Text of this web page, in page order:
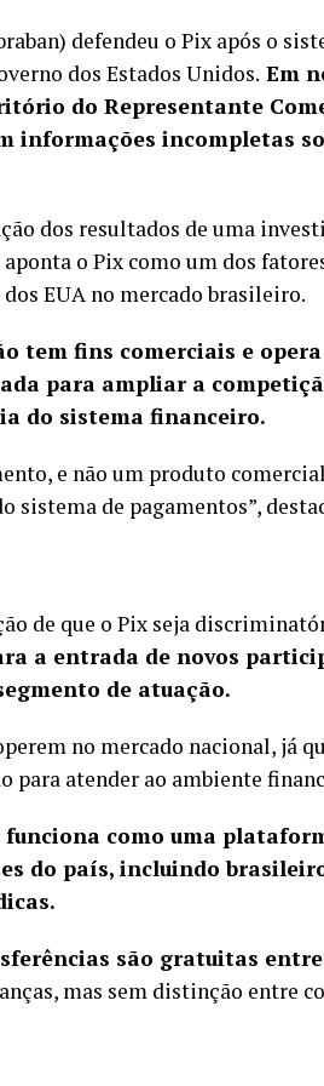
defendeu o Pix após o
dos Estados Unidos. Em
do Representante
informações incompletas
dos resultados de uma
o Pix como um dos
EUA no mercado brasileiro.
tem fins comerciais e
para ampliar a
do sistema financeiro.
e não um produto
sistema de pagamentos”,
de que o Pix seja
a entrada de novos
de atuação.
no mercado nacional, já
para atender ao ambiente
como uma
do país, incluindo
são gratuitas
mas sem distinção entre